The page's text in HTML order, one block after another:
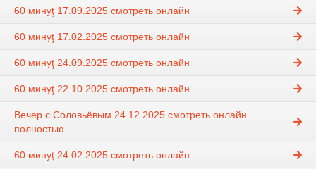
60 минуţ 17.09.2025 смотреть онлайн
60 минуţ 17.02.2025 смотреть онлайн
60 минуţ 24.09.2025 смотреть онлайн
60 минуţ 22.10.2025 смотреть онлайн
Вечер с Соловьёвым 24.12.2025 смотреть онлайн
полностью
60 минуţ 24.02.2025 смотреть онлайн